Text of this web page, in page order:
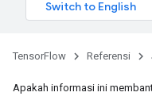
TensorFlow Referensi
Apakah informasi ini